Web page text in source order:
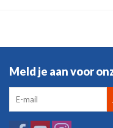
Meld je aan voor